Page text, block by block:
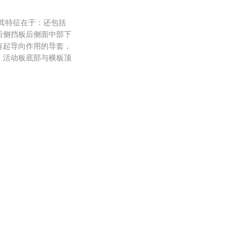
特征在于：还包括
侧挡板后侧面中部下
导向作用的导套，
动板底部与横板顶